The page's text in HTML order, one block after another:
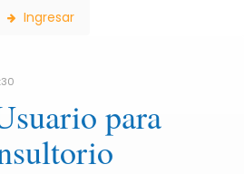
Ingresar
para